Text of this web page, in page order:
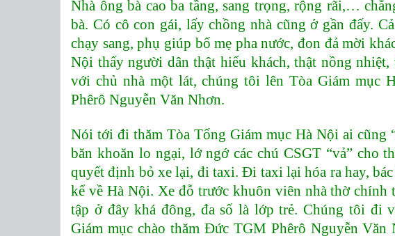
Nhà ông bà cao ba tầng, sang trọng, rộng rãi,…
bà. Có cô con gái, lấy chồng nhà cũng ở gần đấy.
chạy sang, phụ giúp bố mẹ pha nước, đon đả mời
Nội thấy người dân thật hiếu khách, thật nồng
với chủ nhà một lát, chúng tôi lên Tòa Giám mục
Phêrô Nguyễn Văn Nhơn.
Nói tới đi thăm Tòa Tổng Giám mục Hà Nội ai cũng
băn khoăn lo ngại, lớ ngớ các chú CSGT “vả” cho
quyết định bỏ xe lại, đi taxi. Đi taxi lại hóa ra hay,
kể về Hà Nội. Xe đỗ trước khuôn viên nhà thờ chính
tập ở đây khá đông, đa số là lớp trẻ. Chúng tôi đi
Giám mục chào thăm Đức TGM Phêrô Nguyễn Văn